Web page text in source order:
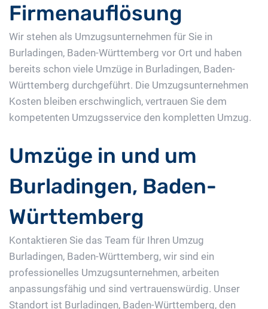
Firmenauflösung
Wir stehen als Umzugsunternehmen für Sie in
Burladingen, Baden-Württemberg vor Ort und haben
bereits schon viele Umzüge in Burladingen, Baden-
Württemberg durchgeführt. Die Umzugsunternehmen
Kosten bleiben erschwinglich, vertrauen Sie dem
kompetenten Umzugsservice den kompletten Umzug.
Umzüge in und um
Burladingen, Baden-
Württemberg
Kontaktieren Sie das Team für Ihren Umzug
Burladingen, Baden-Württemberg, wir sind ein
professionelles Umzugsunternehmen, arbeiten
anpassungsfähig und sind vertrauenswürdig. Unser
Standort ist Burladingen, Baden-Württemberg, den